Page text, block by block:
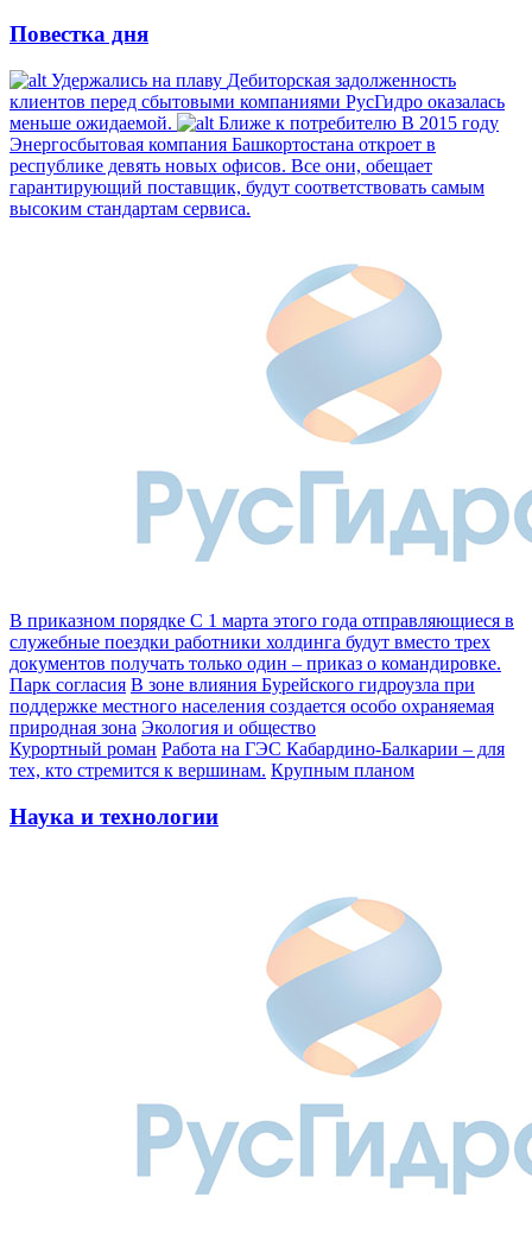
Повестка дня
Удержались на плаву Дебиторская задолженность
клиентов перед сбытовыми компаниями РусГидро оказалась
меньше ожидаемой.
Ближе к потребителю В 2015 году
Энергосбытовая компания Башкортостана откроет в
республике девять новых офисов. Все они, обещает
гарантирующий поставщик, будут соответствовать самым
высоким стандартам сервиса.
В приказном порядке С 1 марта этого года отправляющиеся в
служебные поездки работники холдинга будут вместо трех
документов получать только один – приказ о командировке.
Парк согласия В зоне влияния Бурейского гидроузла при
поддержке местного населения создается особо охраняемая
природная зона Экология и общество
Курортный роман Работа на ГЭС Кабардино-Балкарии – для
тех, кто стремится к вершинам. Крупным планом
Наука и технологии